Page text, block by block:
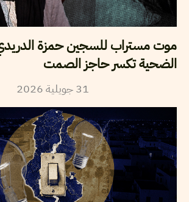
موت مستراب للسجين حمزة
الضحية تكسر حاجز الصمت
31 جويلية2026